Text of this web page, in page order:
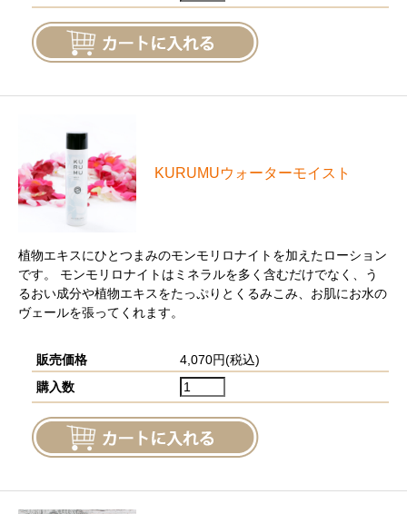
KURUMUウォーターモイスト
植物エキスにひとつまみのモンモリロナイトを加えたローション
です。 モンモリロナイトはミネラルを多く含むだけでなく、う
るおい成分や植物エキスをたっぷりとくるみこみ、お肌にお水の
ヴェールを張ってくれます。
販売価格
4,070円(税込)
購入数